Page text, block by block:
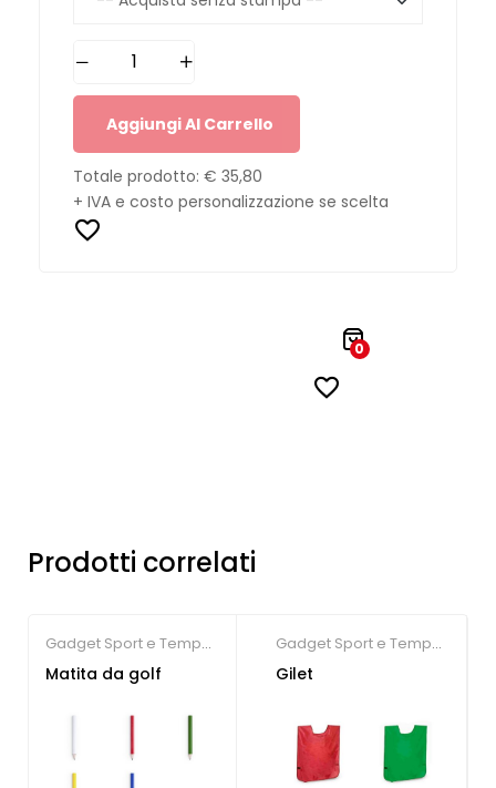
Aggiungi Al Carrello
Totale prodotto: € 35,80
+ IVA e costo personalizzazione se scelta
0
Prodotti correlati
Gadget Sport e Tempo
Libero
Matita da golf
Gadget Sport e Tempo
Libero
Gilet